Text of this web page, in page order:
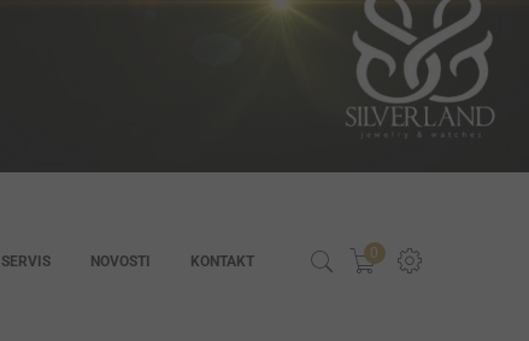
SERVIS NOVOSTI KONTAKT 0